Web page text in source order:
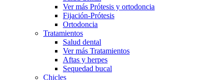
Ver más Prótesis y ortodoncia
Fijación-Prótesis
Ortodoncia
Tratamientos
Salud dental
Ver más Tratamientos
Aftas y herpes
Sequedad bucal
Chicles